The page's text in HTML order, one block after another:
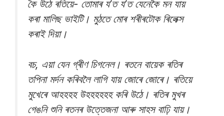
কৈ উঠে ৰতিয়ে- তোমাৰ য’ত য’ত যেনেকৈ মন যায়
কৰা মালিছ ভাইটি। মুঠতে মোৰ শৰীৰটোক ৰিলেক্স
কৰাই দিয়া।
বচ, এয়া যেন গ্ৰীণ চিগনেল। ৰতনে বায়েক ৰতিৰ
তপিনা মৰ্দন কৰিবলৈ লাগি যায় জোৰে জোৰে। ৰতিয়ে
মুখেৰে আহহহহ উহহহহহহ কৰি উঠে। ৰতিৰ মুখৰ
গেঙনি শুনি ৰতনৰ উত্তেজনা আৰু সাহস বাঢ়ি যায়।